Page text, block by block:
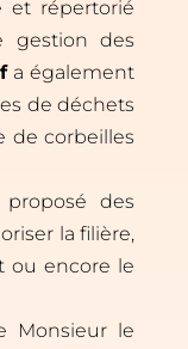
et répertorié
gestion des
a également
de déchets
de corbeilles
des
la filière,
ou encore le
Monsieur le